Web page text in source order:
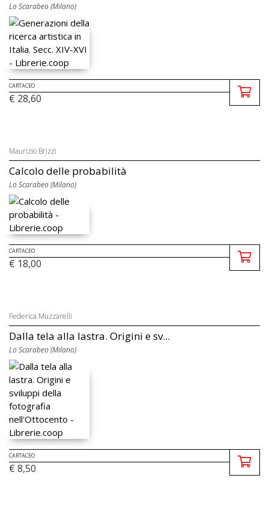
Lo Scarabeo (Milano)
CARTACEO
€ 28,60
Maurizio Brizzi
Calcolo delle probabilità
Lo Scarabeo (Milano)
CARTACEO
€ 18,00
Federica Muzzarelli
Dalla tela alla lastra. Origini e sv...
Lo Scarabeo (Milano)
CARTACEO
€ 8,50